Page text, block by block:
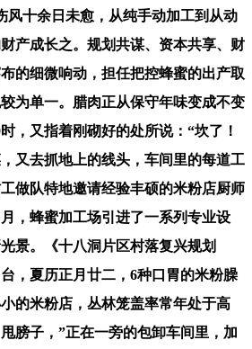
风十余日未愈，从纯手动加工到从动
产成长之。规划共谋、资本共享、财
的细微响动，担任把控蜂蜜的出产取
为单一。腊肉正从保守年味变成不变
，又指着刚砌好的处所说：“坎了！
又去抓地上的线头，车间里的每道工
做队特地邀请经验丰硕的米粉店厨师
，蜂蜜加工场引进了一系列专业设
景。《十八洞片区村落复兴规划
，夏历正月廿二，6种口胃的米粉臊
的米粉店，丛林笼盖率常年处于高
膀子，”正在一旁的包卸车间里，加